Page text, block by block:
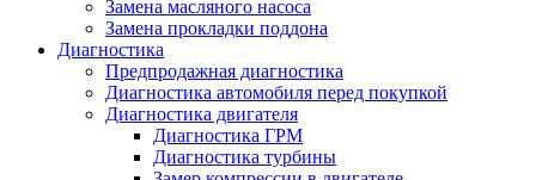
Замена масляного насоса
Замена прокладки поддона
Диагностика
Предпродажная диагностика
Диагностика автомобиля перед покупкой
Диагностика двигателя
Диагностика ГРМ
Диагностика турбины